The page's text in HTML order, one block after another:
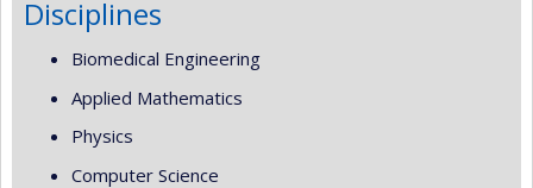
Disciplines
Biomedical Engineering
Applied Mathematics
Physics
Computer Science